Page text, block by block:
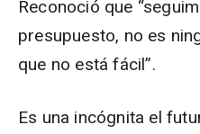
Reconoció que
presupuesto, no es
que no está fácil”.
Es una incógnita el